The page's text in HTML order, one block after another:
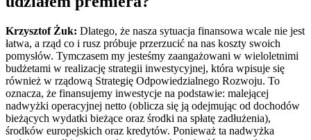
Krzysztof Żuk: Dlatego, że nasza sytuacja finansowa wcale nie jest
łatwa, a rząd co i rusz próbuje przerzucić na nas koszty swoich
pomysłów. Tymczasem my jesteśmy zaangażowani w wieloletnimi
budżetami w realizację strategii inwestycyjnej, która wpisuje się
również w rządową Strategię Odpowiedzialnego Rozwoju. To
oznacza, że finansujemy inwestycje na podstawie: malejącej
nadwyżki operacyjnej netto (oblicza się ją odejmując od dochodów
bieżących wydatki bieżące oraz środki na spłatę zadłużenia),
środków europejskich oraz kredytów. Ponieważ ta nadwyżka